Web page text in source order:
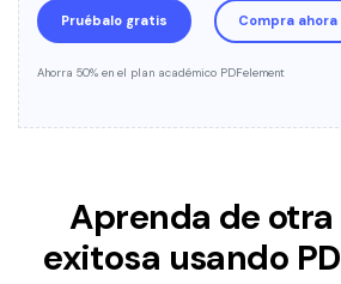
Pruébalo gratis Compra ahora
Ahorra 50% en el plan académico PDFelement
Aprenda de
exitosa usando